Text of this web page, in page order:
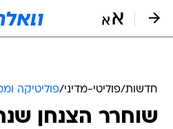
חדשות/פוליטי-מדיני/פוליטיקה
שוחרר הצנחן